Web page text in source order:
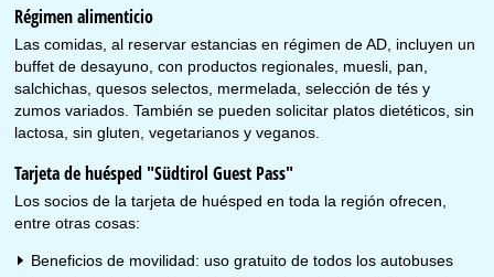
Régimen alimenticio
Las comidas, al reservar estancias en régimen de AD, incluyen un
buffet de desayuno, con productos regionales, muesli, pan,
salchichas, quesos selectos, mermelada, selección de tés y
zumos variados. También se pueden solicitar platos dietéticos, sin
lactosa, sin gluten, vegetarianos y veganos.
Tarjeta de huésped "Südtirol Guest Pass"
Los socios de la tarjeta de huésped en toda la región ofrecen,
entre otras cosas:
Beneficios de movilidad: uso gratuito de todos los autobuses